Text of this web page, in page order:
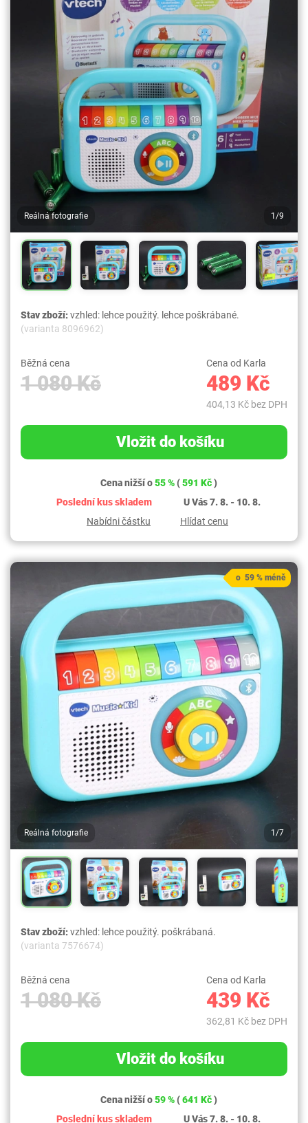
Reálná fotografie 1/9
Stav zboží:vzhled: lehce použitý. lehce poškrábané.
(varianta 8096962)
Běžná cena
1 080 Kč
Cena od Karla
489 Kč
404,13 Kč bez DPH
Vložit do košíku
Cena nižší o55 %(591 Kč)
Poslední kus skladem
U Vás 7. 8. - 10. 8.
Nabídni částku
Hlídat cenu
Reálná fotografie 1/7
o 59 % méně
Stav zboží:vzhled: lehce použitý. poškrábaná.
(varianta 7576674)
Běžná cena
1 080 Kč
Cena od Karla
439 Kč
362,81 Kč bez DPH
Vložit do košíku
Cena nižší o59 %(641 Kč)
Poslední kus skladem
U Vás 7. 8. - 10. 8.